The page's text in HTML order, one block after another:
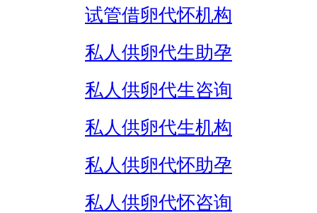
试管借卵代怀机构
私人供卵代生助孕
私人供卵代生咨询
私人供卵代生机构
私人供卵代怀助孕
私人供卵代怀咨询